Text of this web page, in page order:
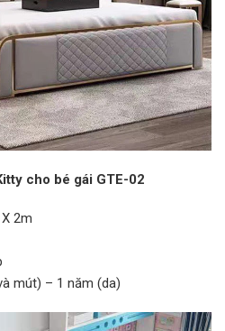
cho bé gái GTE-02
2m
mút) – 1 năm (da)